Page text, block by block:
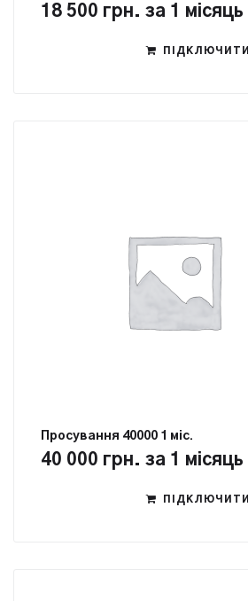
18 500 грн. за 1 місяць
ПІДКЛЮЧИТИ
Просування 40000 1 міс.
40 000 грн. за 1 місяць
ПІДКЛЮЧИТИ